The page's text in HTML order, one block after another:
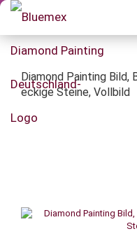
Diamond Painting Bild,
eckige Steine, Vollbild